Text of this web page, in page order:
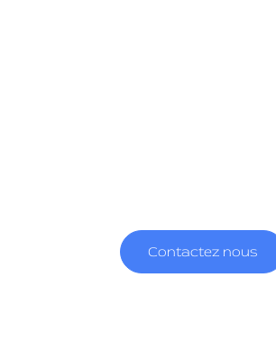
Contactez nous